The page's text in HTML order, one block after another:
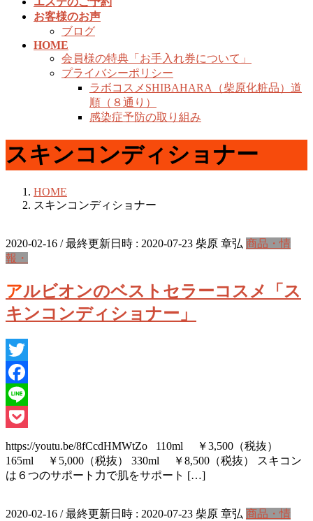
お客様のお声
ブログ
HOME
会員様の特典「お手入れ券について」
プライバシーポリシー
ラボコスメSHIBAHARA（柴原化粧品）道
順（８通り）
感染症予防の取り組み
スキンコンディショナー
HOME
スキンコンディショナー
2020-02-16 / 最終更新日時 : 2020-07-23 柴原 章弘 商品・情
報・
アルビオンのベストセラーコスメ「ス
キンコンディショナー」
Twitter
Facebook
Line
https://youtu.be/8fCcdHMWtZo 110ml ￥3,500（税抜）
165ml ￥5,000（税抜） 330ml ￥8,500（税抜） スキコン
は６つのサポート力で肌をサポート […]
2020-02-16 / 最終更新日時 : 2020-07-23 柴原 章弘 商品・情